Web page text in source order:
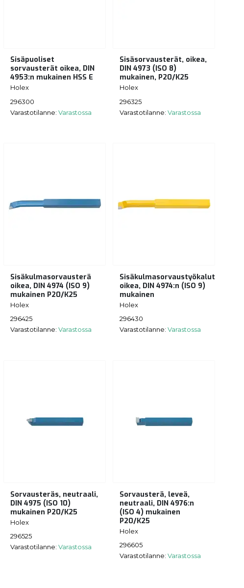
Sisäpuoliset
sorvausterät oikea, DIN
4953:n mukainen HSS E
Holex
296300
Varastotilanne: Varastossa
Sisäsorvausterät, oikea,
DIN 4973 (ISO 8)
mukainen, P20/K25
Holex
296325
Varastotilanne: Varastossa
Sisäkulmasorvausterä
oikea, DIN 4974 (ISO 9)
mukainen P20/K25
Holex
296425
Varastotilanne: Varastossa
Sisäkulmasorvaustyökalut
oikea, DIN 4974:n (ISO 9)
mukainen
Holex
296430
Varastotilanne: Varastossa
Sorvausteräs, neutraali,
DIN 4975 (ISO 10)
mukainen P20/K25
Holex
296525
Varastotilanne: Varastossa
Sorvausterä, leveä,
neutraali, DIN 4976:n
(ISO 4) mukainen
P20/K25
Holex
296605
Varastotilanne: Varastossa